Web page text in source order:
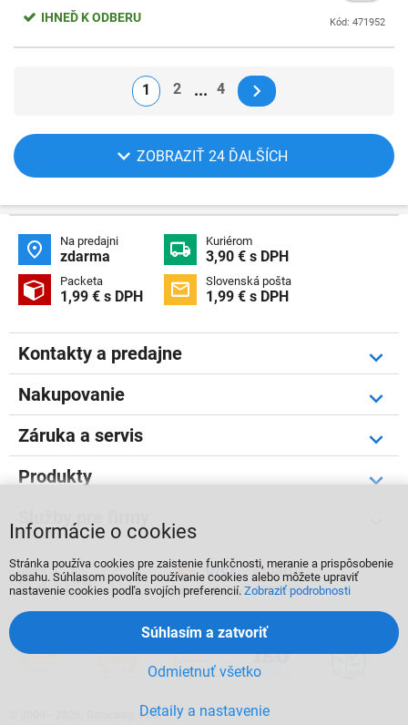
Kód: 471952
IHNEĎ K ODBERU
1 2 4
ZOBRAZIŤ 24 ĎALŠÍCH
 Na predajni
zdarma  Kuriérom
3,90 € s DPH
 Packeta
1,99 € s DPH  Slovenská pošta
1,99 € s DPH
Kontakty a predajne
Nakupovanie
Záruka a servis
Produkty
Služby pre firmy
  
2000 - 2026, Datacomp s.r.o.
Informácie o cookies
Stránka používa cookies pre zaistenie funkčnosti, meranie a prispôsobenie
obsahu. Súhlasom povolíte používanie cookies alebo môžete upraviť
nastavenie cookies podľa svojích preferencií. Zobraziť podrobnosti
Detaily a nastavenie
Odmietnuť všetko
Súhlasím a zatvoriť